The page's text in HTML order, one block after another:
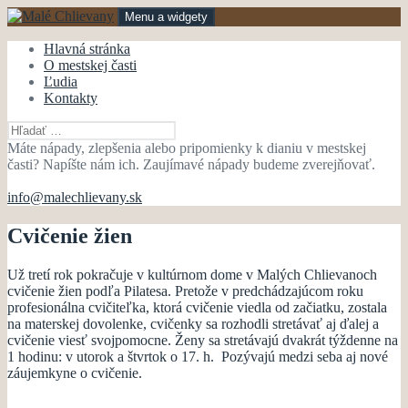
Preskočiť
na
obsah
Malé Chlievany
mestská časť Bánovce nad Bebravou
Menu a widgety
Hlavná stránka
O mestskej časti
Ľudia
Kontakty
Hľadať:
Máte nápady, zlepšenia alebo pripomienky k dianiu v mestskej
časti? Napíšte nám ich. Zaujímavé nápady budeme zverejňovať.
info@malechlievany.sk
Cvičenie žien
Už tretí rok pokračuje v kultúrnom dome v Malých Chlievanoch
cvičenie žien podľa Pilatesa. Pretože v predchádzajúcom roku
profesionálna cvičiteľka, ktorá cvičenie viedla od začiatku, zostala
na materskej dovolenke, cvičenky sa rozhodli stretávať aj ďalej a
cvičenie viesť svojpomocne. Ženy sa stretávajú dvakrát týždenne na
1 hodinu: v utorok a štvrtok o 17. h. Pozývajú medzi seba aj nové
záujemkyne o cvičenie.